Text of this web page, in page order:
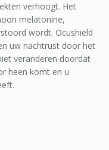
verhoogt. Het
melatonine,
wordt. Ocushield
uw nachtrust door het
veranderen doordat
heen komt en u